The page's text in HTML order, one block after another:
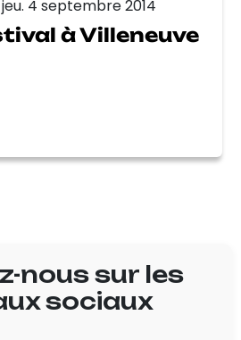
jeu. 4 septembre 2014
à Villeneuve
nous sur les
sociaux